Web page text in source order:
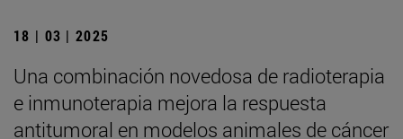
18 | 03 | 2025
Una combinación novedosa de radioterapia
e inmunoterapia mejora la respuesta
antitumoral en modelos animales de cáncer